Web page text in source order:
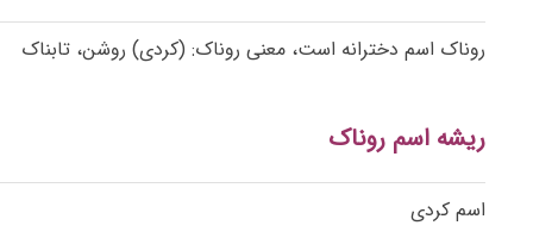
روناک اسم دخترانه است، معنی روناک: (کردی) روشن، تابناک
ریشه اسم روناک
اسم کردی